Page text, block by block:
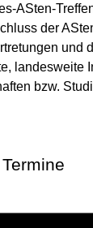
ASten-
der
und
landesweite
bzw.